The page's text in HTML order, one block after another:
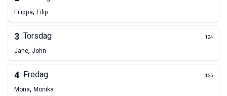
Filippa, Filip
3 Torsdag 124
Jane, John
4 Fredag 125
Mona, Monika